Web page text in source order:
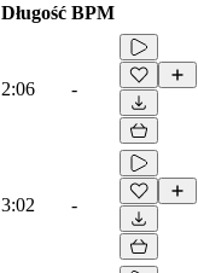
Długość BPM
2:06 -
3:02 -